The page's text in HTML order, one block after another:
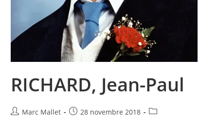
RICHARD, Jean-Paul
Auteur/autrice
Marc Mallet
Publication
28 novembre 2018
Post